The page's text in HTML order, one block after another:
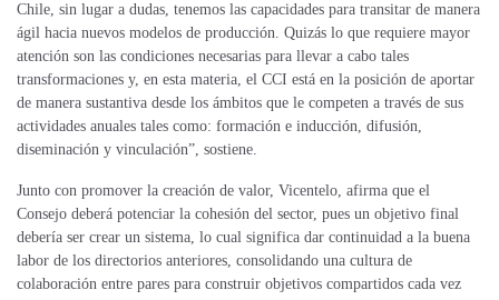
Chile, sin lugar a dudas, tenemos las capacidades para transitar de manera
ágil hacia nuevos modelos de producción. Quizás lo que requiere mayor
atención son las condiciones necesarias para llevar a cabo tales
transformaciones y, en esta materia, el CCI está en la posición de aportar
de manera sustantiva desde los ámbitos que le competen a través de sus
actividades anuales tales como: formación e inducción, difusión,
diseminación y vinculación”, sostiene.
Junto con promover la creación de valor, Vicentelo, afirma que el
Consejo deberá potenciar la cohesión del sector, pues un objetivo final
debería ser crear un sistema, lo cual significa dar continuidad a la buena
labor de los directorios anteriores, consolidando una cultura de
colaboración entre pares para construir objetivos compartidos cada vez